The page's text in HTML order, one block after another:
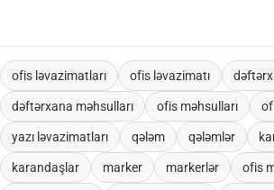
edir. Məhsullar fərdi istifadəçilər, şirkətlər,
kurs və tədris mərkəzləri, ofislər, dövlət və özəl
hotellər, mağaza şəbəkələri, korporativ
əsaslı sifarişlər üçün uyğundur.
ofis ləvazimatları ofis ləvazimatı
dəftərxana məhsulları ofis məhsulları
yazı ləvazimatları qələm qələmlər
karandaşlar marker markerlər ofis